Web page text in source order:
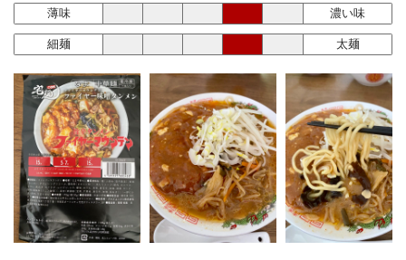
薄味 濃い味
細麺 太麺